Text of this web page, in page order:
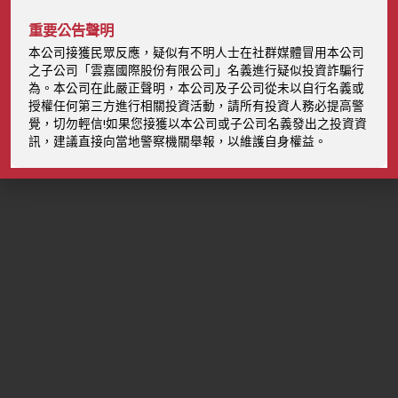
重要公告聲明
本公司接獲民眾反應，疑似有不明人士在社群媒體冒用本公司
之子公司「雲嘉國際股份有限公司」名義進行疑似投資詐騙行
為。本公司在此嚴正聲明，本公司及子公司從未以自行名義或
授權任何第三方進行相關投資活動，請所有投資人務必提高警
覺，切勿輕信!如果您接獲以本公司或子公司名義發出之投資資
訊，建議直接向當地警察機關舉報，以維護自身權益。